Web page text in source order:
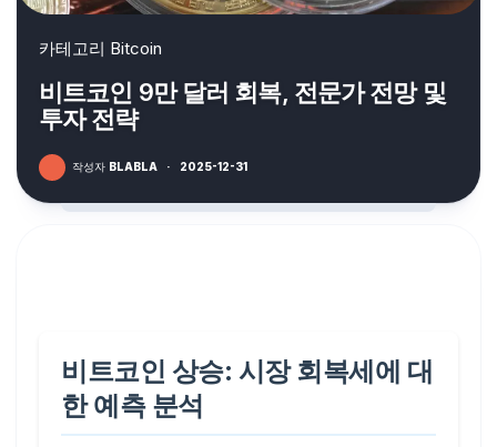
카테고리 Bitcoin
비트코인 9만 달러 회복, 전문가 전망 및
투자 전략
작성자 BLABLA · 2025-12-31
비트코인 상승: 시장 회복세에 대
한 예측 분석